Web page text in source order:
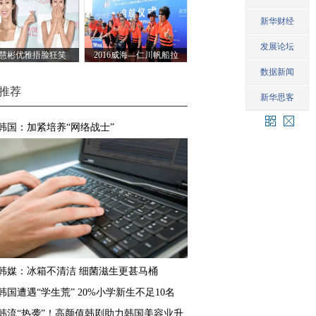
彬优雅捂脸狂笑
2016威海—仁川帆船拉
荐
国：加紧培养“网络战士”
媒：冰箱不清洁 细菌滋生更甚马桶
国遭遇“学生荒” 20%小学新生不足10名
流“热袭”！高颜值韩剧助力韩国美容业升